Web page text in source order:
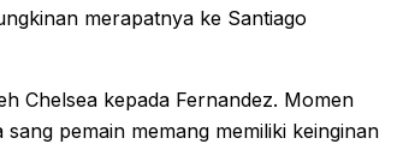
merapatnya ke Santiago
Chelsea kepada Fernandez. Momen
pemain memang memiliki keinginan